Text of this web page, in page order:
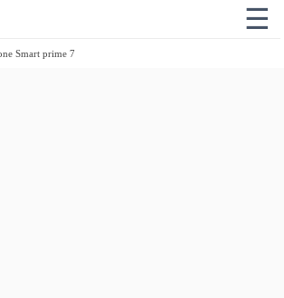
☰
Smart prime 7